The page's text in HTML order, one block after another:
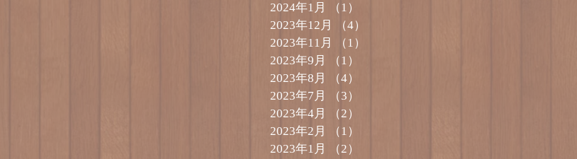
2024年1月
（1）
2023年12月
（4）
2023年11月
（1）
2023年9月
（1）
2023年8月
（4）
2023年7月
（3）
2023年4月
（2）
2023年2月
（1）
2023年1月
（2）